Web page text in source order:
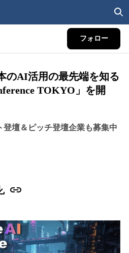
フォロー
のAI活用の最先端を知る
TOKYO」を開
登壇＆ピッチ登壇企業も募集中